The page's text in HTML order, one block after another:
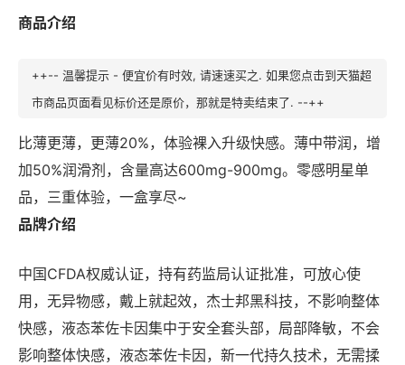
商品介绍
++-- 温馨提示 - 便宜价有时效, 请速速买之. 如果您点击到天猫超
市商品页面看见标价还是原价，那就是特卖结束了. --++
比薄更薄，更薄20%，体验裸入升级快感。薄中带润，增
加50%润滑剂，含量高达600mg-900mg。零感明星单
品，三重体验，一盒享尽~
品牌介绍
中国CFDA权威认证，持有药监局认证批准，可放心使
用，无异物感，戴上就起效，杰士邦黑科技，不影响整体
快感，液态苯佐卡因集中于安全套头部，局部降敏，不会
影响整体快感，液态苯佐卡因，新一代持久技术，无需揉